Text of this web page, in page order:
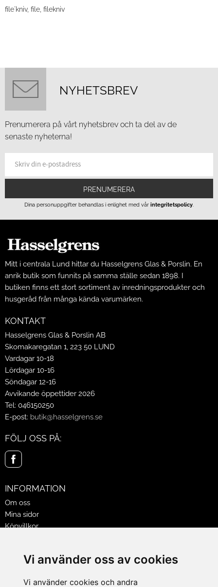
Vi använder oss av cookies
Vi använder cookies och andra
file´kniv, file, filekniv
NYHETSBREV
Prenumerera på vårt nyhetsbrev och ta del av de
senaste nyheterna!
PRENUMERERA
Dina personuppgifter behandlas i enlighet med vår integritetspolicy
Mitt i centrala Lund hittar du Hasselgrens Glas & Porslin. En
anrik butik som funnits på samma ställe sedan 1898. I
butiken finns ett stort sortiment av inredningsprodukter och
husgeråd från många kända varumärken.
KONTAKT
Hasselgrens Glas & Porslin AB
Skomakaregatan 1, 223 50 LUND
Vardagar 10-18
Lördagar 10-16
Söndagar 12-16
Avvikande öppettider 2026
Tel: 046150250
E-post: butik@hasselgrens.se
FÖLJ OSS PÅ:
INFORMATION
Om oss
Mina sidor
Köpvillkor
Jobba på Hasselgrens